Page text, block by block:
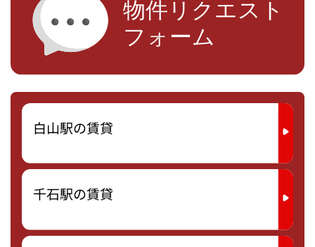
白山駅の賃貸
千石駅の賃貸